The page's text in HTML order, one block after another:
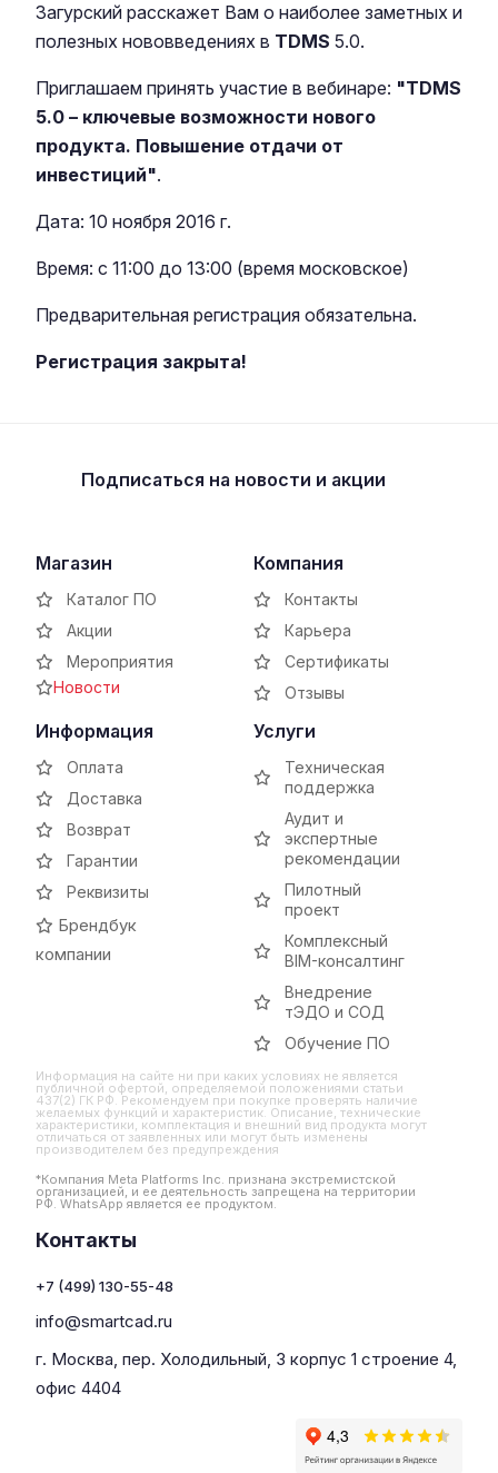
Загурский расскажет Вам о наиболее заметных и
полезных нововведениях в TDMS 5.0.
Приглашаем принять участие в вебинаре: "TDMS
5.0 – ключевые возможности нового
продукта. Повышение отдачи от
инвестиций".
Дата: 10 ноября 2016 г.
Время: с 11:00 до 13:00 (время московское)
Предварительная регистрация обязательна.
Регистрация закрыта!
Подписаться на новости и акции
Магазин
Каталог ПО
Акции
Мероприятия
Новости
Компания
Контакты
Карьера
Сертификаты
Отзывы
Информация
Оплата
Доставка
Возврат
Гарантии
Реквизиты
Брендбук
компании
Услуги
Техническая
поддержка
Аудит и
экспертные
рекомендации
Пилотный
проект
Комплексный
BIM-консалтинг
Внедрение
тЭДО и СОД
Обучение ПО
Информация на сайте ни при каких условиях не является
публичной офертой, определяемой положениями статьи
437(2) ГК РФ. Рекомендуем при покупке проверять наличие
желаемых функций и характеристик. Описание, технические
характеристики, комплектация и внешний вид продукта могут
отличаться от заявленных или могут быть изменены
производителем без предупреждения
*Компания Meta Platforms Inc. признана экстремистской
организацией, и ее деятельность запрещена на территории
РФ. WhatsApp является ее продуктом.
Контакты
+7 (499) 130-55-48
info@smartcad.ru
г. Москва, пер. Холодильный, 3 корпус 1 строение 4,
офис 4404